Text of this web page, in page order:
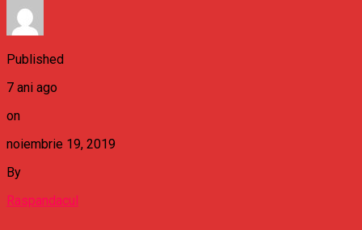
Published
7 ani ago
on
noiembrie 19, 2019
By
Raspandacul